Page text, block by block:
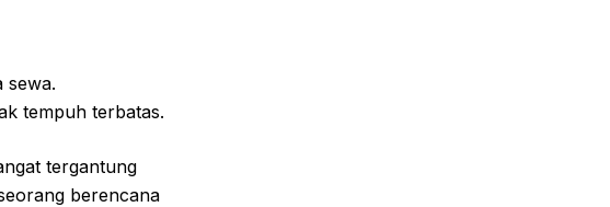
sewa.
tempuh terbatas.
tergantung
berencana